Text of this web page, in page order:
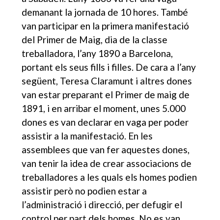
demanant la jornada de 10 hores. També
van participar en la primera manifestació
del Primer de Maig, dia de la classe
treballadora, l’any 1890 a Barcelona,
portant els seus fills i filles. De cara a l’any
següent, Teresa Claramunt i altres dones
van estar preparant el Primer de maig de
1891, i en arribar el moment, unes 5.000
dones es van declarar en vaga per poder
assistir a la manifestació. En les
assemblees que van fer aquestes dones,
van tenir la idea de crear associacions de
treballadores a les quals els homes podien
assistir però no podien estar a
l’administració i direcció, per defugir el